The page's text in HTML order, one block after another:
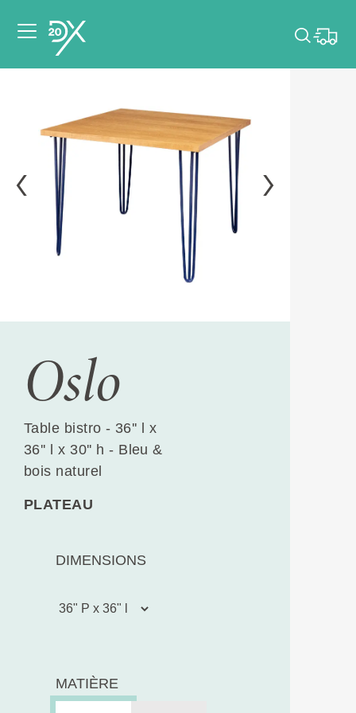
dates de votre
événement.
Choisir mes dates
Oslo
Table bistro - 36'' l x
36'' l x 30'' h - Bleu &
bois naturel
PLATEAU
DIMENSIONS
MATIÈRE